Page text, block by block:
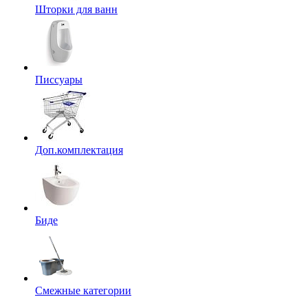
Шторки для ванн
Писсуары
Доп.комплектация
Биде
Смежные категории